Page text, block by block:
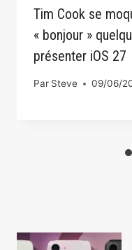
Tim Cook se
« bonjour »
présenter iOS 27
Par Steve 09/06/